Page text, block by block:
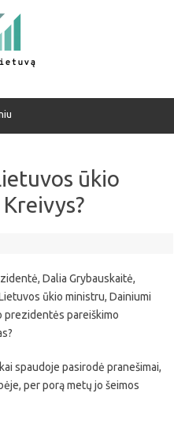
ūkio
Dalia Grybauskaitė,
ūkio ministru, Dainiumi
prezidentės pareiškimo
spaudoje pasirodė pranešimai,
per porą metų jo šeimos